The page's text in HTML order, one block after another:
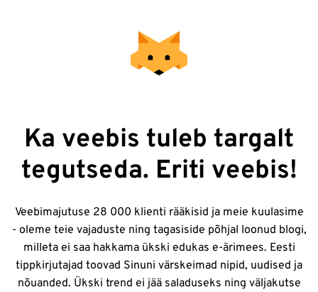
Ka veebis tuleb targalt
tegutseda. Eriti veebis!
Veebimajutuse 28 000 klienti rääkisid ja meie kuulasime
- oleme teie vajaduste ning tagasiside põhjal loonud blogi,
milleta ei saa hakkama ükski edukas e-ärimees. Eesti
tippkirjutajad toovad Sinuni värskeimad nipid, uudised ja
nõuanded. Ükski trend ei jää saladuseks ning väljakutse